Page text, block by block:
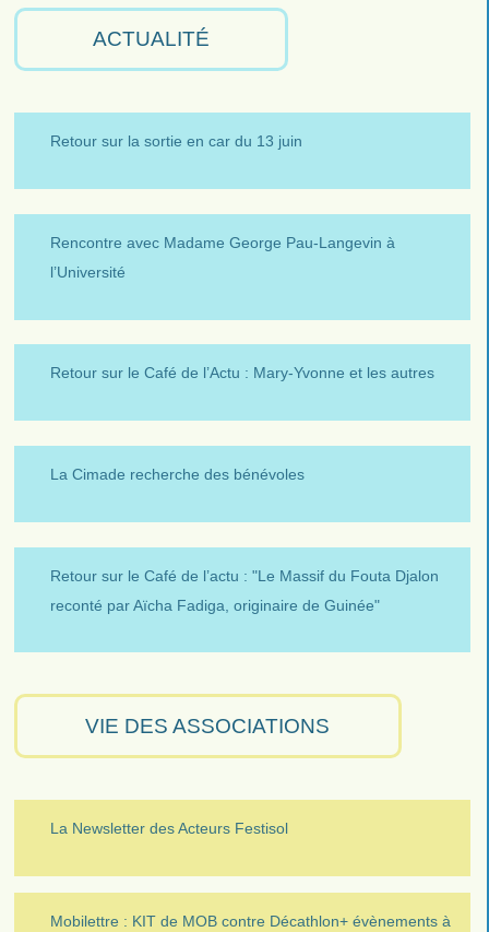
ACTUALITÉ
Retour sur la sortie en car du 13 juin
Rencontre avec Madame George Pau-Langevin à
l’Université
Retour sur le Café de l’Actu : Mary-Yvonne et les autres
La Cimade recherche des bénévoles
Retour sur le Café de l’actu : "Le Massif du Fouta Djalon
reconté par Aïcha Fadiga, originaire de Guinée"
VIE DES ASSOCIATIONS
La Newsletter des Acteurs Festisol
Mobilettre : KIT de MOB contre Décathlon+ évènements à